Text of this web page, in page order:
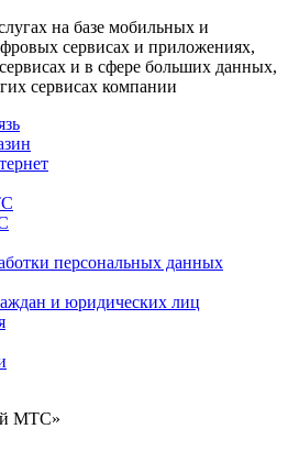
на базе мобильных и
сервисах и приложениях,
и в сфере больших данных,
сервисах компании
персональных данных
и юридических лиц
МТС»